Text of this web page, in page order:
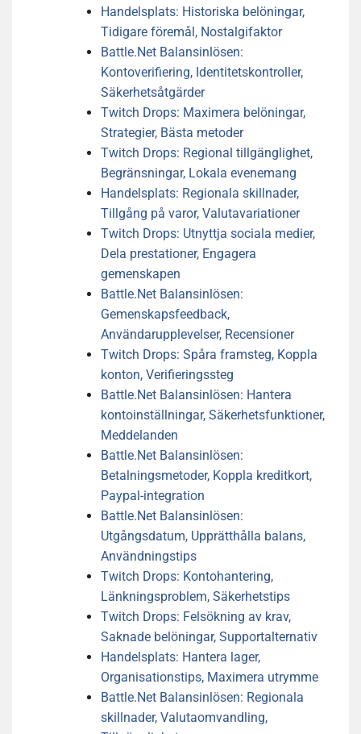
Handelsplats: Historiska belöningar,
Tidigare föremål, Nostalgifaktor
Battle.Net Balansinlösen:
Kontoverifiering, Identitetskontroller,
Säkerhetsåtgärder
Twitch Drops: Maximera belöningar,
Strategier, Bästa metoder
Twitch Drops: Regional tillgänglighet,
Begränsningar, Lokala evenemang
Handelsplats: Regionala skillnader,
Tillgång på varor, Valutavariationer
Twitch Drops: Utnyttja sociala medier,
Dela prestationer, Engagera
gemenskapen
Battle.Net Balansinlösen:
Gemenskapsfeedback,
Användarupplevelser, Recensioner
Twitch Drops: Spåra framsteg, Koppla
konton, Verifieringssteg
Battle.Net Balansinlösen: Hantera
kontoinställningar, Säkerhetsfunktioner,
Meddelanden
Battle.Net Balansinlösen:
Betalningsmetoder, Koppla kreditkort,
Paypal-integration
Battle.Net Balansinlösen:
Utgångsdatum, Upprätthålla balans,
Användningstips
Twitch Drops: Kontohantering,
Länkningsproblem, Säkerhetstips
Twitch Drops: Felsökning av krav,
Saknade belöningar, Supportalternativ
Handelsplats: Hantera lager,
Organisationstips, Maximera utrymme
Battle.Net Balansinlösen: Regionala
skillnader, Valutaomvandling,